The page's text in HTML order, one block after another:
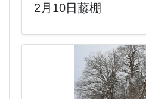
2月10日藤棚